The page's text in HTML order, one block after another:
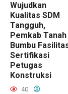
Wujudkan
Kualitas SDM
Tangguh,
Pemkab Tanah
Bumbu
Sertifikasi
Petugas
Konstruksi
40